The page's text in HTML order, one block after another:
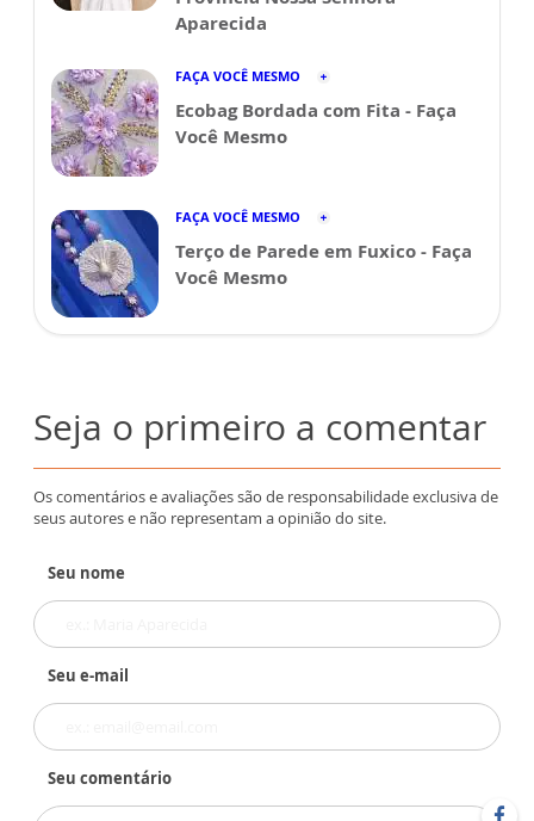
Aparecida
FAÇA VOCÊ MESMO
Ecobag Bordada com Fita - Faça
Você Mesmo
FAÇA VOCÊ MESMO
Terço de Parede em Fuxico - Faça
Você Mesmo
Seja o primeiro a comentar
Os comentários e avaliações são de responsabilidade exclusiva de
seus autores e não representam a opinião do site.
Seu nome
Seu e-mail
Seu comentário